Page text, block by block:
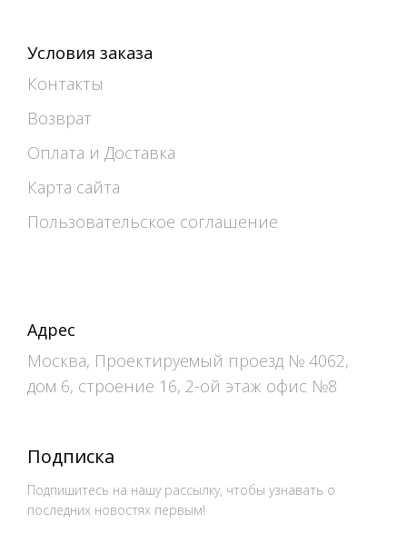
Условия заказа
Контакты
Возврат
Оплата и Доставка
Карта сайта
Пользовательское соглашение
Адрес
Москва, Проектируемый проезд № 4062,
дом 6, строение 16, 2-ой этаж офис №8
Подписка
Подпишитесь на нашу рассылку, чтобы узнавать о
последних новостях первым!